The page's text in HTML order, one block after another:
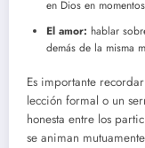
en Dios en
El amor: hablar
demás de la misma
Es importante
lección formal o un
honesta entre los
se animan